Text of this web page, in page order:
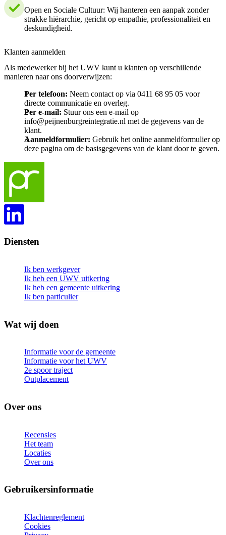
Open en Sociale Cultuur: Wij hanteren een aanpak zonder
strakke hiërarchie, gericht op empathie, professionaliteit en
deskundigheid.
Klanten aanmelden
Als medewerker bij het UWV kunt u klanten op verschillende
manieren naar ons doorverwijzen:
Per telefoon: Neem contact op via 0411 68 95 05 voor
directe communicatie en overleg.
Per e-mail: Stuur ons een e-mail op
info@peijnenburgreintegratie.nl met de gegevens van de
klant.
Aanmeldformulier: Gebruik het online aanmeldformulier op
deze pagina om de basisgegevens van de klant door te geven.
Diensten
Ik ben werkgever
Ik heb een UWV uitkering
Ik heb een gemeente uitkering
Ik ben particulier
Wat wij doen
Informatie voor de gemeente
Informatie voor het UWV
2e spoor traject
Outplacement
Over ons
Recensies
Het team
Locaties
Over ons
Gebruikersinformatie
Klachtenreglement
Cookies